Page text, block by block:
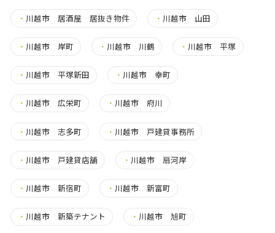
・ 川越市 居酒屋 居抜き物件 ・ 川越市 山田
・ 川越市 岸町 ・ 川越市 川鶴 ・ 川越市 平塚
・ 川越市 平塚新田 ・ 川越市 幸町
・ 川越市 広栄町 ・ 川越市 府川
・ 川越市 志多町 ・ 川越市 戸建貸事務所
・ 川越市 戸建貸店舗 ・ 川越市 扇河岸
・ 川越市 新宿町 ・ 川越市 新富町
・ 川越市 新築テナント ・ 川越市 旭町